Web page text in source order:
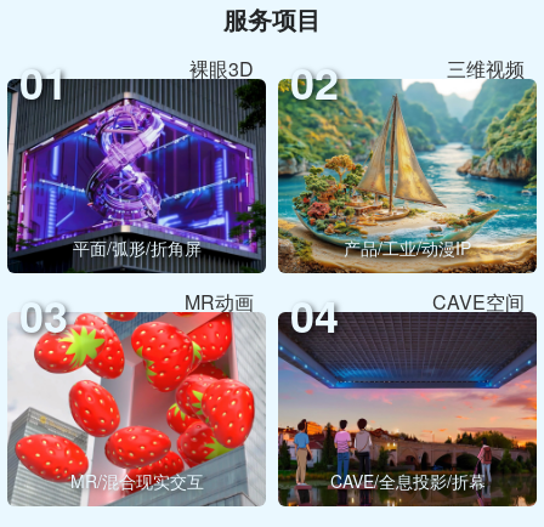
服务项目
01 裸眼3D
平面/弧形/折角屏
02 三维视频
产品/工业/动漫IP
03 MR动画
MR/混合现实交互
04 CAVE空间
CAVE/全息投影/折幕